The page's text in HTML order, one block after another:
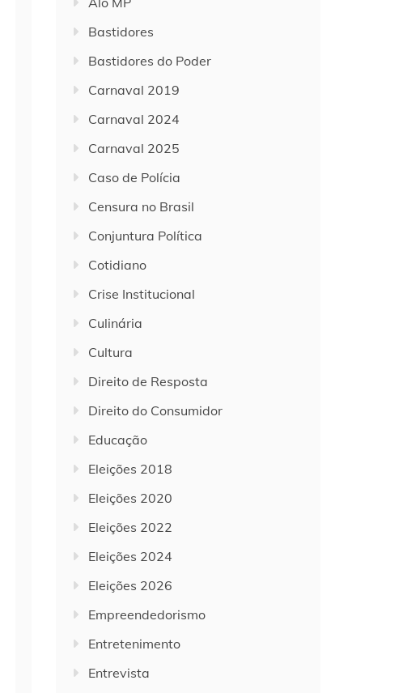
Bastidores
Bastidores do Poder
Carnaval 2019
Carnaval 2024
Carnaval 2025
Caso de Polícia
Censura no Brasil
Conjuntura Política
Cotidiano
Crise Institucional
Culinária
Cultura
Direito de Resposta
Direito do Consumidor
Educação
Eleições 2018
Eleições 2020
Eleições 2022
Eleições 2024
Eleições 2026
Empreendedorismo
Entretenimento
Entrevista